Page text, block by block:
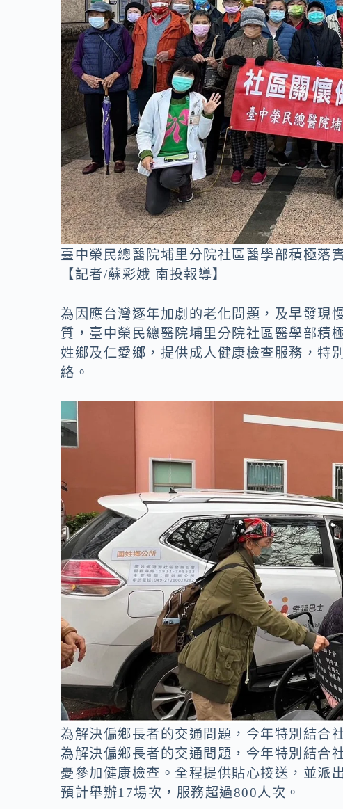
o
k
n
k
臺中榮民總醫院埔里分院社區醫學部積極落
【記者/蘇彩娥 南投報導】
為因應台灣逐年加劇的老化問題，及早發現
質，臺中榮民總醫院埔里分院社區醫學部積
姓鄉及仁愛鄉，提供成人健康檢查服務，特
絡。
為解決偏鄉長者的交通問題，今年特別結合
為解決偏鄉長者的交通問題，今年特別結合
憂參加健康檢查。全程提供貼心接送，並派
預計舉辦17場次，服務超過800人次。